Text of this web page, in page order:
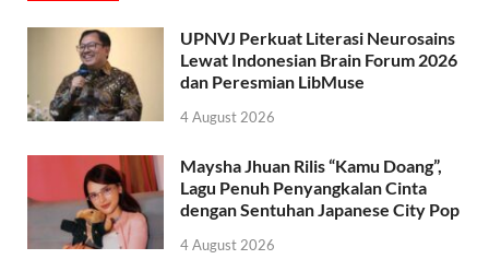
UPNVJ Perkuat Literasi Neurosains
Lewat Indonesian Brain Forum 2026
dan Peresmian LibMuse
4 August 2026
Maysha Jhuan Rilis “Kamu Doang”,
Lagu Penuh Penyangkalan Cinta
dengan Sentuhan Japanese City Pop
4 August 2026